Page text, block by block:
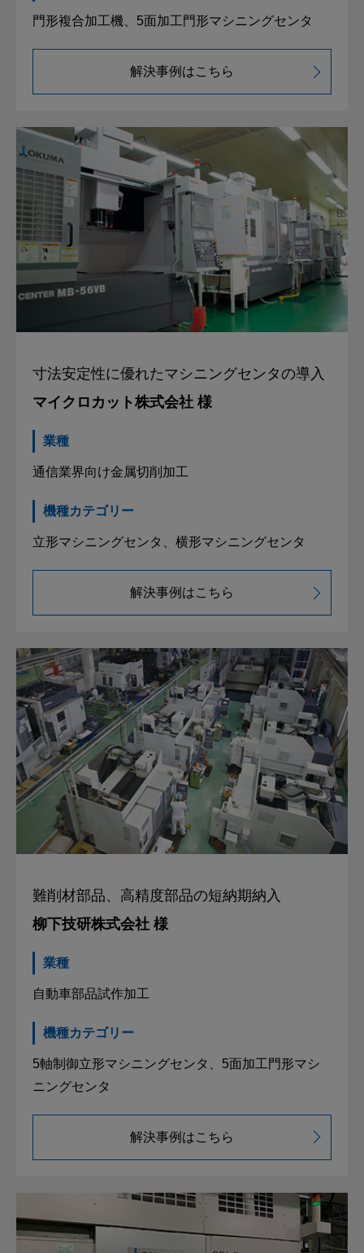
門形複合加工機、5面加工門形マシニングセンタ
解決事例はこちら
寸法安定性に優れたマシニングセンタの導入
マイクロカット株式会社 様
業種
通信業界向け金属切削加工
機種カテゴリー
立形マシニングセンタ、横形マシニングセンタ
解決事例はこちら
難削材部品、 高精度部品の短納期納入
柳下技研株式会社 様
業種
自動車部品試作加工
機種カテゴリー
5軸制御立形マシニングセンタ、5面加工門形マシ
ニングセンタ
解決事例はこちら